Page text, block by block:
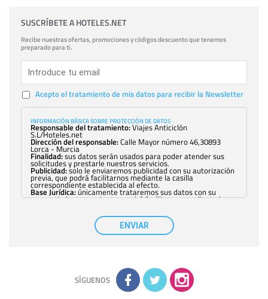
SUSCRÍBETE A HOTELES.NET
Recibe nuestras ofertas, promociones y códigos descuento que tenemos
preparado para ti.
Acepto el tratamiento de mis datos para recibir la Newsletter
INFORMACIÓN BÁSICA SOBRE PROTECCIÓN DE DATOS
Responsable del tratamiento:Viajes Anticiclón
S.L/Hoteles.net
Dirección del responsable:Calle Mayor número 46,30893
Lorca - Murcia
Finalidad:sus datos serán usados para poder atender sus
solicitudes y prestarle nuestros servicios.
Publicidad:solo le enviaremos publicidad con su autorización
previa, que podrá facilitarnos mediante la casilla
correspondiente establecida al efecto.
Base Jurídica:únicamente trataremos sus datos con su
consentimiento previo, que podrá facilitarnos mediante la
con carácter general, sólo el personal de
nuestra entidad que esté debidamente autorizado podrá
tener conocimiento de la información que le pedimos. No se
comunicarán datos a terceros.
adicional y detallada sobre cómo tratamos sus datos en la
política de privacidad
ENVIAR
SÍGUENOS